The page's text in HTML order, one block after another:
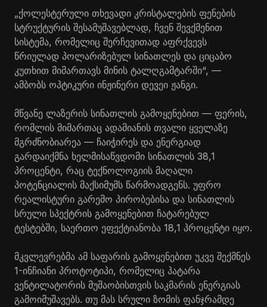
„ქოლესტერული თხევადი კრისტალების ფენების
სტრუქტურის შესამუშავებლად, ჩვენ შევქმენით
სისტემა, რომელიც შერჩევითად აფრქვევს
წრიულად პოლარიზებულ სინათლეს და ციცაბო
კუთხით მიმართავს მინის ტალღგამტარში“, —
ამბობს ოპტიკური ინჟინერი დევეი ჟანგი.
მწვანე ლაზერის სინათლის გამოყენებით — ფერის,
რომლის მიმართაც ადამიანის თვალი ყველაზე
მგრძნობიარეა — ჩაიჭირეს და ენერგიად
გარდაიქმნა ხელმისაწვდომი სინათლის 38,1
პროცენტი, რაც ტექნოლოგიის მაღალი
პოტენციალის მაქსიმუმს წარმოადგენს. უფრო
რეალისტური გარემო პირობებისა და სინათლის
სრული სპექტრის გამოყენებით ჩატარებულ
ტესტებში, საერთო ეფექტიანობა 18,1 პროცენტი იყო.
მკვლევრებმა ამ საფარის გამოყენებით უკვე შექმნეს
1-ინჩიანი პროტოტიპი, რომელიც პატარა
ვენტილატორის მუშაობისთვის საკმარის ენერგიას
გამოიმუშავებს. თუ მას სრული ზომის ფანჯრამდე